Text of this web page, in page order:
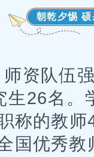
朝乾夕惕
资队伍
生26名
称的教
国优秀